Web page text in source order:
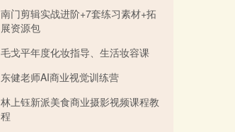
南门剪辑实战进阶+7套练习素材+拓
展资源包
毛戈平年度化妆指导、生活妆容课
东健老师AI商业视觉训练营
林上钰新派美食商业摄影视频课程教
程